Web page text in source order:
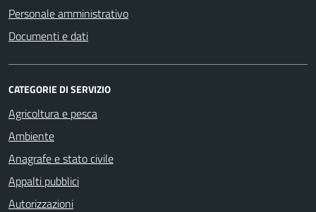
Personale amministrativo
Documenti e dati
CATEGORIE DI SERVIZIO
Agricoltura e pesca
Ambiente
Anagrafe e stato civile
Appalti pubblici
Autorizzazioni